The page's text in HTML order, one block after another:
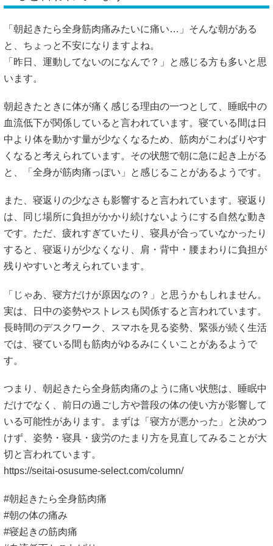
「朝起きたら全身筋肉痛みたいに痛い…」そんな朝がある
と、ちょっと不安になりますよね。
「昨日、運動してないのになんで？」と感じる方も多いと思
います。
朝起きたときに体が痛く感じる理由の一つとして、睡眠中の
血流低下が関係していると言われています。寝ている間は日
中より体を動かす量が少なくなるため、筋肉がこわばりやす
くなると考えられています。その状態で朝に急に起き上がる
と、「全身が筋肉痛っぽい」と感じることがあるようです。
また、寝返りの少なさも影響すると言われています。寝返り
は、同じ場所に負担がかかり続けないようにする自然な動き
です。ただ、疲れすぎていたり、寝具が合っていなかったり
すると、寝返りが少なくなり、肩・背中・腰まわりに負担が
残りやすいと考えられています。
「じゃあ、寝方だけが原因なの？」と思うかもしれません。
実は、日中の姿勢やストレスも関係すると言われています。
長時間のデスクワーク、スマホを見る姿勢、緊張が続く生活
では、寝ている間も筋肉がゆるみにくいことがあるようで
す。
つまり、朝起きたら全身筋肉痛のように痛い状態は、睡眠中
だけでなく、前日の過ごし方や普段の体の使い方が影響して
いる可能性があります。まずは「寝方が悪かった」と決めつ
けず、姿勢・寝具・疲労のたまり方を見直してみることが大
切と言われています。
https://seitai-osusume-select.com/column/
#朝起きたら全身筋肉痛
#朝の体の痛み
#寝起きの筋肉痛